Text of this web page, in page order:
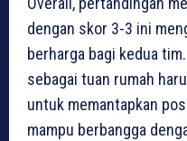
dengan skor 3-3 ini
berharga bagi kedua
sebagai tuan rumah
untuk memantapkan
mampu berbangga